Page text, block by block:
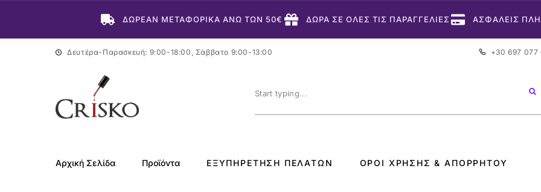
ΔΩΡΕΑΝ ΜΕΤΑΦΟΡΙΚΑ ΑΝΩ ΤΩΝ 50€ ΔΩΡΑ ΣΕ ΟΛΕΣ ΤΙΣ ΠΑΡΑΓΓΕΛΙΕΣ ΑΣΦΑΛΕΙΣ
Δευτέρα-Παρασκευή: 9:00-18:00, Σάββατο 9:00-13:00 +30 697 077
Αρχική Σελίδα Προϊόντα ΕΞΥΠΗΡΈΤΗΣΗ ΠΕΛΑΤΏΝ ΌΡΟΙ ΧΡΉΣΗΣ & ΑΠΟΡΡΉΤΟΥ